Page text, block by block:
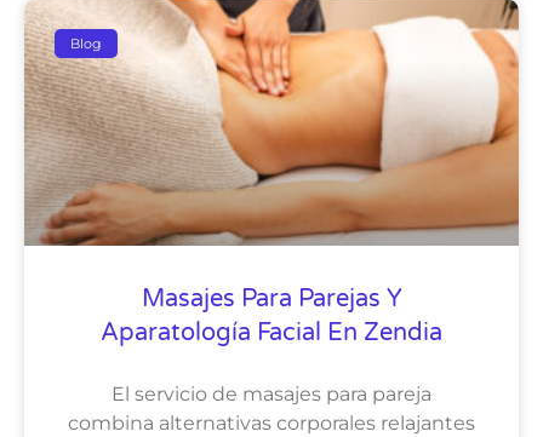
Blog
Masajes Para Parejas Y
Aparatología Facial En Zendia
El servicio de masajes para pareja
combina alternativas corporales relajantes